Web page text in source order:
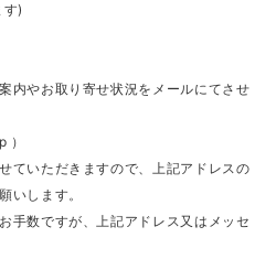
)
内やお取り寄せ状況をメールにてさせ
）
ていただきますので、上記アドレスの
いします。
手数ですが、上記アドレス又はメッセ